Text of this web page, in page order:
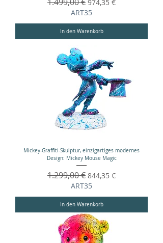
974,35 €
ART35
In den Warenkorb
Mickey-Graffiti-Skulptur, einzigartiges modernes
Design: Mickey Mouse Magic
Standardpreis
1.299,00 € Sale-Preis
844,35 €
ART35
In den Warenkorb